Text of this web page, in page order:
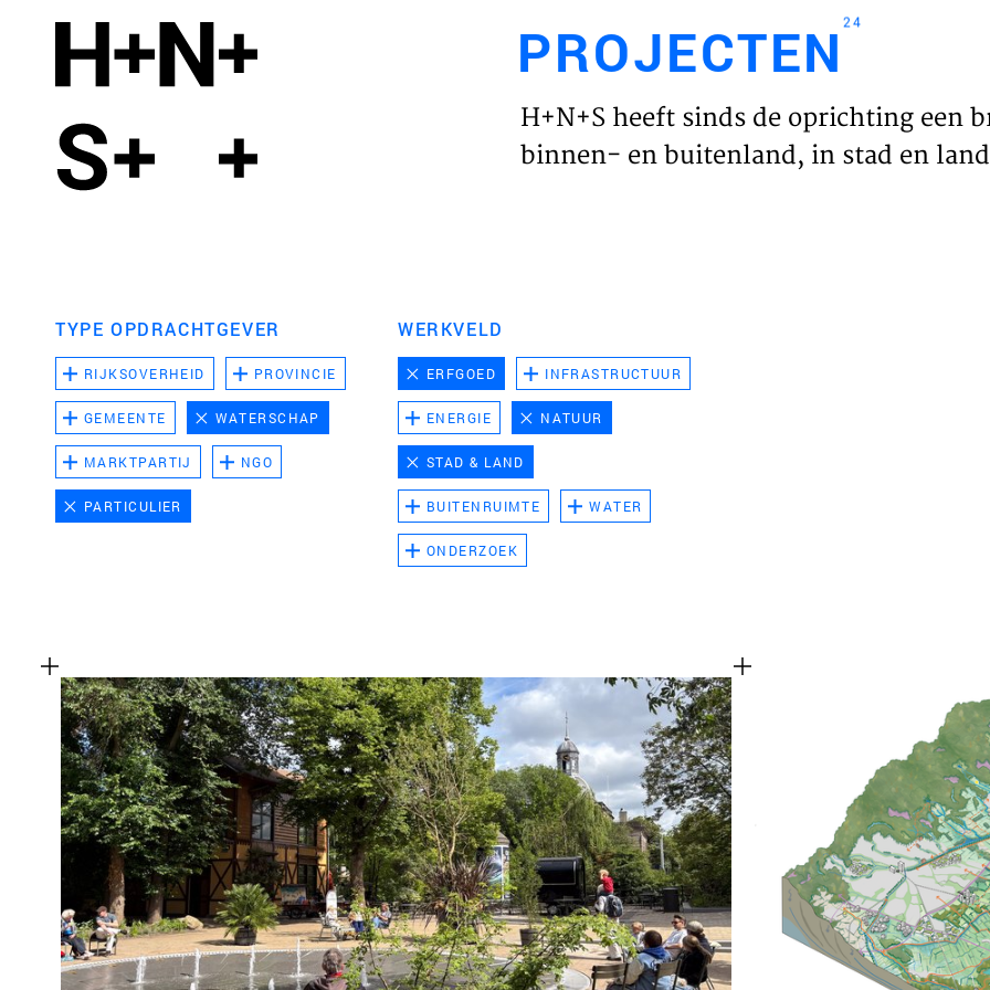
HOME
PROJECTEN24
H+N+S heeft sinds de oprichting een
binnen- en buitenland, in stad en
TYPE OPDRACHTGEVER
RIJKSOVERHEID PROVINCIE
GEMEENTE WATERSCHAP
MARKTPARTIJ NGO
PARTICULIER
WERKVELD
ERFGOED INFRASTRUCTUUR
ENERGIE NATUUR
STAD & LAND
BUITENRUIMTE WATER
ONDERZOEK